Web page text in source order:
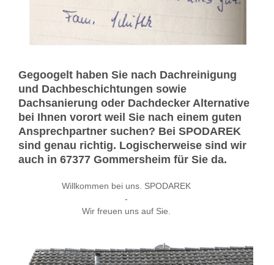
Gegoogelt haben Sie nach Dachreinigung
und Dachbeschichtungen sowie
Dachsanierung oder Dachdecker Alternative
bei Ihnen vorort weil Sie nach einem guten
Ansprechpartner suchen? Bei SPODAREK
sind genau richtig. Logischerweise sind wir
auch in 67377 Gommersheim für Sie da.
Willkommen bei uns. SPODAREK
-
Wir freuen uns auf Sie.